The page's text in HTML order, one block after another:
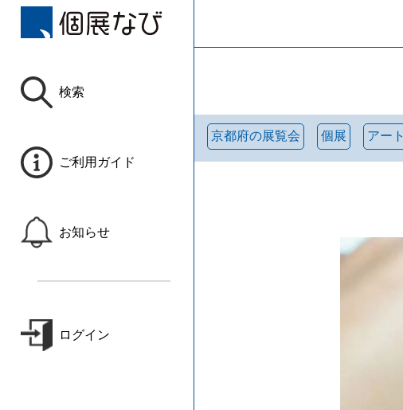
検索
ご利用ガイド
お知らせ
ログイン
京都府の展覧会 個展 アート